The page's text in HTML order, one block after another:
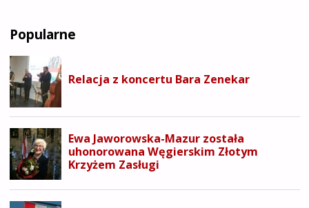
PRZEDSTAWIA
FILMOWY
DOKUMENT
POŚWIĘCONY
PÁLOWI
TELEKIEMU"
Popularne